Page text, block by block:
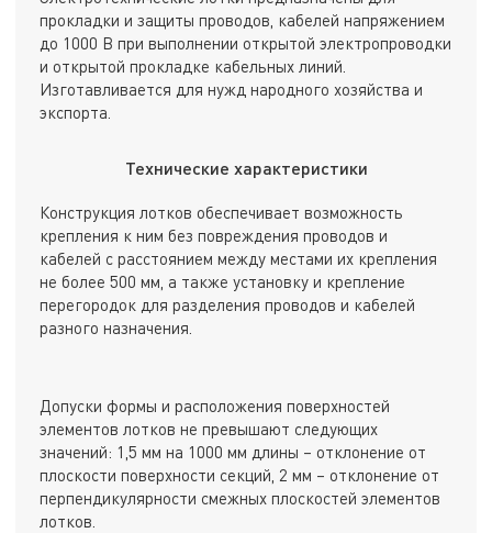
прокладки и защиты проводов, кабелей напряжением
до 1000 В при выполнении открытой электропроводки
и открытой прокладке кабельных линий.
Изготавливается для нужд народного хозяйства и
экспорта.
Технические характеристики
Конструкция лотков обеспечивает возможность
крепления к ним без повреждения проводов и
кабелей с расстоянием между местами их крепления
не более 500 мм, а также установку и крепление
перегородок для разделения проводов и кабелей
разного назначения.
Допуски формы и расположения поверхностей
элементов лотков не превышают следующих
значений: 1,5 мм на 1000 мм длины – отклонение от
плоскости поверхности секций, 2 мм – отклонение от
перпендикулярности смежных плоскостей элементов
лотков.